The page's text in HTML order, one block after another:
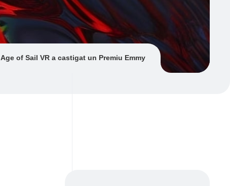
Age of Sail VR a castigat un Premiu Emmy